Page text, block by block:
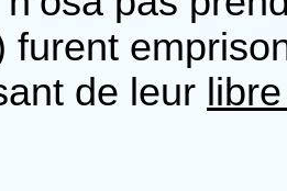
furent
de leur